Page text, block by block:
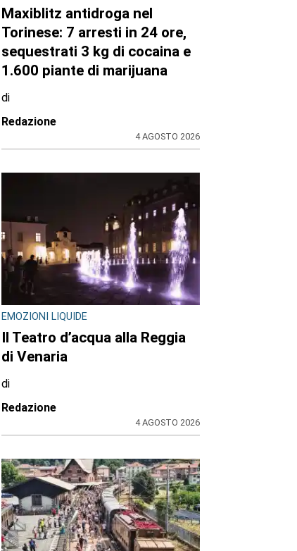
Maxiblitz antidroga nel
Torinese: 7 arresti in 24 ore,
sequestrati 3 kg di cocaina e
1.600 piante di marijuana
di
Redazione
4 AGOSTO 2026
EMOZIONI LIQUIDE
Il Teatro d’acqua alla Reggia
di Venaria
di
Redazione
4 AGOSTO 2026